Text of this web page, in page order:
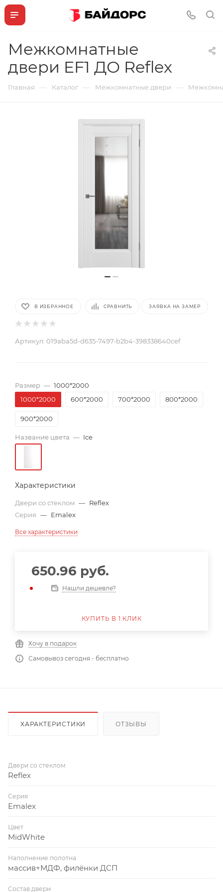
Межкомнатные
двери EF1 ДО Reflex
Главная — Каталог — Межкомнатные двери —
В ИЗБРАННОЕ СРАВНИТЬ ЗАЯВКА НА ЗАМЕР
Артикул: 019aba5d-d635-7497-b2b4-398338640cef
Размер — 1000*2000
1000*2000
600*2000 700*2000 800*2000
900*2000
Название цвета — Ice
Характеристики
Двери со стеклом — Reflex
Серия — Emalex
Все характеристики
650.96 руб.
Нашли дешевле?
КУПИТЬ В 1 КЛИК
Хочу в подарок
Самовывоз сегодня - бесплатно
ХАРАКТЕРИСТИКИ ОТЗЫВЫ
Двери со стеклом
Reflex
Серия
Emalex
Цвет
MidWhite
Наполнение полотна
массив+МДФ, филёнки ДСП
Состав двери